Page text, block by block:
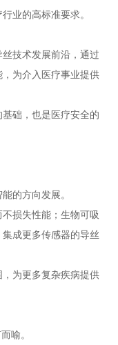
业的高标准要求。
技术发展前沿，通过
为介入医疗事业提供
础，也是医疗安全的
的方向发展。
损失性能；生物可吸
成更多传感器的导丝
为更多复杂疾病提供
喻。